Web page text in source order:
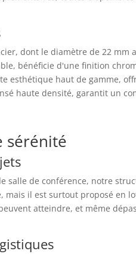
dont le diamètre de 22
bénéficie d'une finition
esthétique haut de gamme,
haute densité, garantit un
sérénité
de conférence, notre
il est surtout proposé en
atteindre, et même